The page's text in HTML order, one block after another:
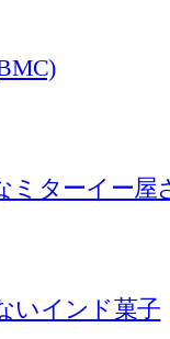
ミターイー屋
いインド菓子